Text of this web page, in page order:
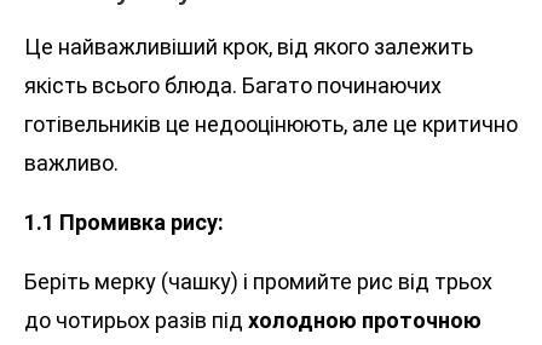
Це найважливіший крок, від якого залежить
якість всього блюда. Багато починаючих
готівельників це недооцінюють, але це критично
важливо.
1.1 Промивка рису:
Беріть мерку (чашку) і промийте рис від трьох
до чотирьох разів під холодною проточною